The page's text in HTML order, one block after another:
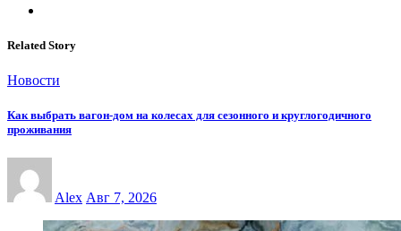
Related Story
Новости
Как выбрать вагон-дом на колесах для сезонного и круглогодичного
проживания
Alex Авг 7, 2026